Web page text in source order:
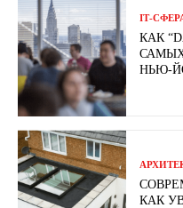
ІТ-
КАК
НЬЮ-
КАК